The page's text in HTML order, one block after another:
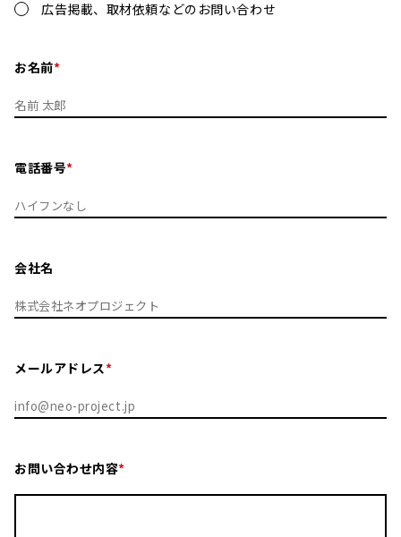
広告掲載、取材依頼などのお問い合わせ
お名前
電話番号
会社名
メールアドレス
お問い合わせ内容